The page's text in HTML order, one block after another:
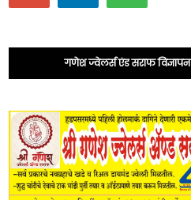
गणेश ज्वेलर्स एंड सराफ विज्ञापन